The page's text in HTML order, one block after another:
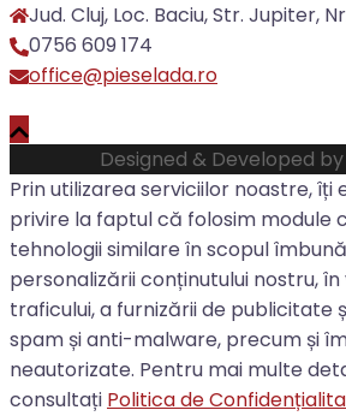
Jud. Cluj, Loc. Baciu, Str. Jupiter,
0756 609 174
office@pieselada.ro
Designed & Developed by
Prin utilizarea serviciilor noastre, îți
privire la faptul că folosim module
tehnologii similare în scopul
personalizării conținutului nostru,
traficului, a furnizării de publicitate
spam și anti-malware, precum și
neautorizate. Pentru mai multe
consultați Politica de